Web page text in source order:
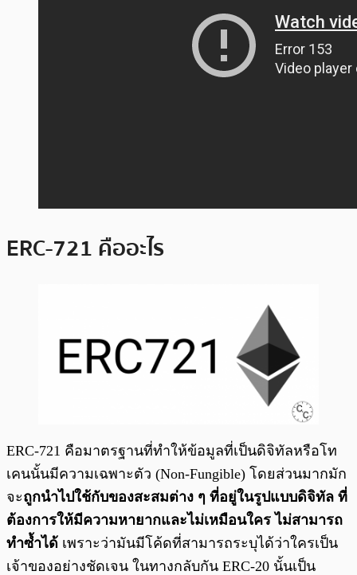
ERC-721 คืออะไร
ERC-721 คือมาตรฐานที่ทำให้ข้อมูลที่เป็นดิจิทัลหรือโท
เคนนั้นมีความเฉพาะตัว (Non-Fungible) โดยส่วนมากมัก
จะถูกนำไปใช้กับของสะสมต่าง ๆ ที่อยู่ในรูปแบบดิจิทัล ที่
ต้องการให้มีความหายากและไม่เหมือนใคร ไม่สามารถ
ทำซ้ำได้ เพราะว่ามันมีโค้ดที่สามารถระบุได้ว่าใครเป็น
เจ้าของอย่างชัดเจน ในทางกลับกัน ERC-20 นั้นเป็น